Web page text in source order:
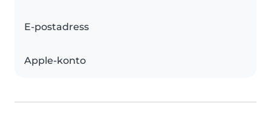
E-postadress
Apple-konto